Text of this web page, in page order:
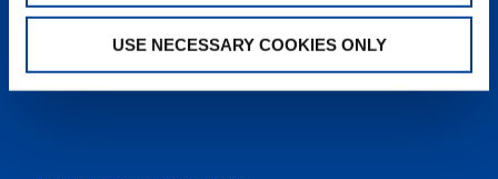
USE NECESSARY COOKIES ONLY
EN SAVOIR PLUS